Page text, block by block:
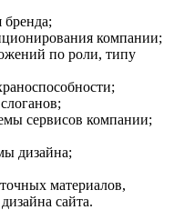
бренда;
компании;
по роли, типу
сервисов компании;
дизайна;
материалов,
сайта.